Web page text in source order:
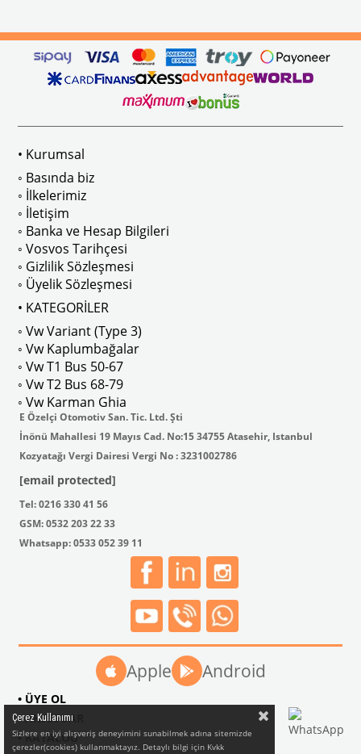
sürüş esnasında doğrudan gelen güneş ışığını keserek görüş
isteyenler için tercih edilir.
Ghia Modelleri İle Uyumludur
: AC711500 / 80500
VWC Parça No: 4-4126 1960-1967 Yılları Arasındaki T1
1968-1979 Yılları Arasındaki T2
• Kurumsal
◦ Basında biz
◦ İlkelerimiz
◦ İletişim
◦ Banka ve Hesap Bilgileri
◦ Vosvos Tarihçesi
◦ Gizlilik Sözleşmesi
◦ Üyelik Sözleşmesi
• KATEGORİLER
◦ Vw Variant (Type 3)
◦ Vw Kaplumbağalar
◦ Vw T1 Bus 50-67
◦ Vw T2 Bus 68-79
◦ Vw Karman Ghia
E Özelçi Otomotiv San. Tic. Ltd. Şti
İnönü Mahallesi 19 Mayıs Cad. No:15 34755 Atasehir, Istanbul
Kozyatağı Vergi Dairesi Vergi No : 3231002786
[email protected]
Tel: 0216 330 41 56
GSM: 0532 203 22 33
Whatsapp: 0533 052 39 11
Apple Android
• ÜYE OL
• AKSESUAR
• KATALOG
Çerez Kullanımı
Sizlere en iyi alışveriş deneyimini sunabilmek adına sitemizde
çerezler(cookies) kullanmaktayız. Detaylı bilgi için Kvkk